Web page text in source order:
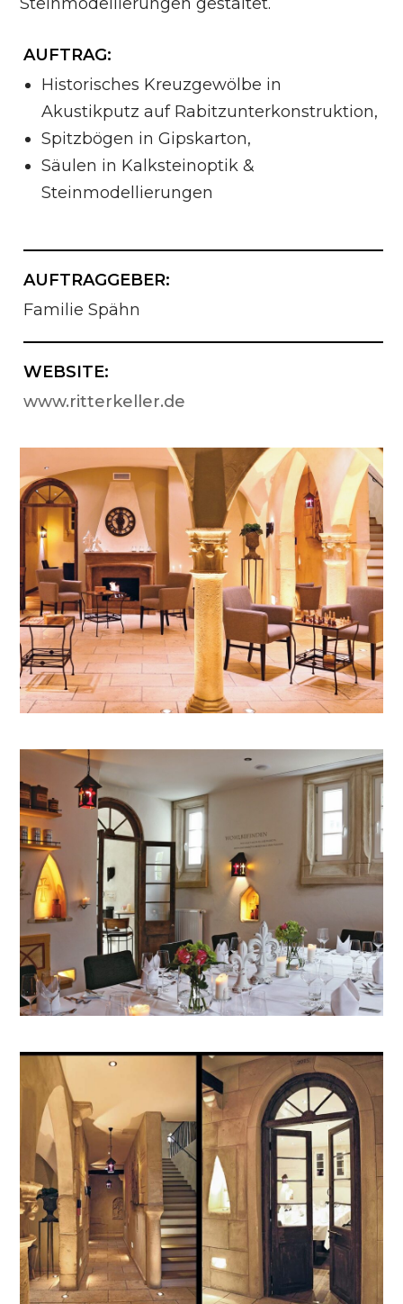
AUFTRAG:
Historisches Kreuzgewölbe in
Akustikputz auf Rabitzunterkonstruktion,
Spitzbögen in Gipskarton,
Säulen in Kalksteinoptik &
Steinmodellierungen
AUFTRAGGEBER:
Familie Spähn
WEBSITE:
www.ritterkeller.de